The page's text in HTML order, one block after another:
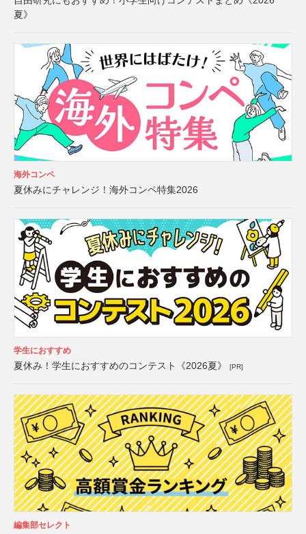
夏》
海外コンペ
夏休みにチャレンジ！海外コンペ特集2026
学生におすすめ
夏休み！学生におすすめのコンテスト《2026夏》 [PR]
編集部セレクト